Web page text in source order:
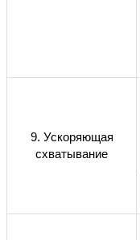
9. Ускоряющая
схватывание